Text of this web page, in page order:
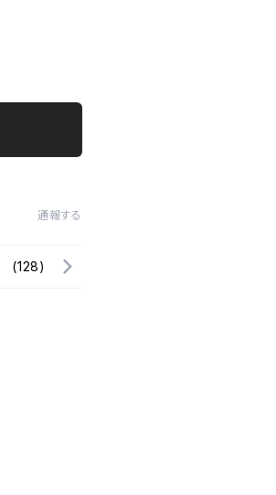
通報する
(128)